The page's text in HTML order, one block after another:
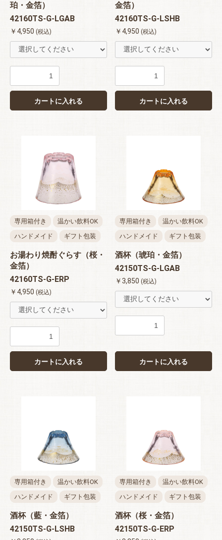
珀・金箔）
42160TS-G-LGAB
￥4,950 (税込)
カートに入れる
金箔）
42160TS-G-LSHB
￥4,950 (税込)
カートに入れる
専用箱付き
温かい飲料OK
ハンドメイド
ギフト包装
お湯わり焼酎ぐらす（桜・
金箔）
42160TS-G-ERP
￥4,950 (税込)
カートに入れる
専用箱付き
温かい飲料OK
ハンドメイド
ギフト包装
酒杯（琥珀・金箔）
42150TS-G-LGAB
￥3,850 (税込)
カートに入れる
専用箱付き
温かい飲料OK
ハンドメイド
ギフト包装
酒杯（藍・金箔）
42150TS-G-LSHB
専用箱付き
温かい飲料OK
ハンドメイド
ギフト包装
酒杯（桜・金箔）
42150TS-G-ERP